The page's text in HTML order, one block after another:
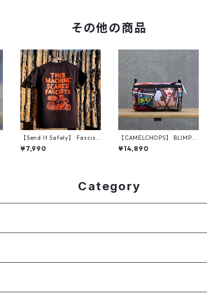
その他の商品
【Send It Safely】 Fascist
Cycling Shirt
¥7,990
【CAMELCHOPS】 BLIMP
2.0（Pop Art）
¥14,890
Category